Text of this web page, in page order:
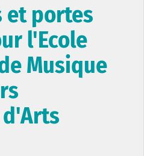
et portes
l'Ecole
Musique